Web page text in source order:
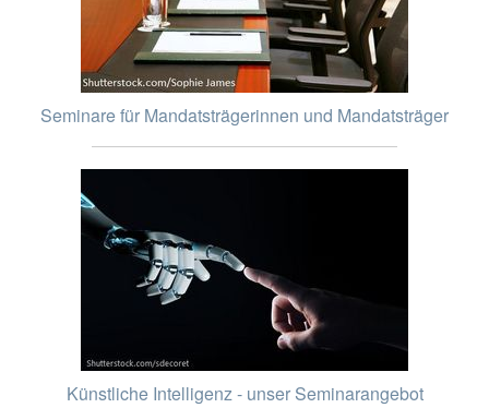
Seminare für Mandatsträgerinnen und Mandatsträger
Künstliche Intelligenz - unser Seminarangebot